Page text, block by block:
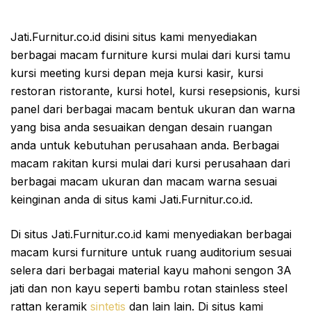
Jati.Furnitur.co.id disini situs kami menyediakan
berbagai macam furniture kursi mulai dari kursi tamu
kursi meeting kursi depan meja kursi kasir, kursi
restoran ristorante, kursi hotel, kursi resepsionis, kursi
panel dari berbagai macam bentuk ukuran dan warna
yang bisa anda sesuaikan dengan desain ruangan
anda untuk kebutuhan perusahaan anda. Berbagai
macam rakitan kursi mulai dari kursi perusahaan dari
berbagai macam ukuran dan macam warna sesuai
keinginan anda di situs kami Jati.Furnitur.co.id.
Di situs Jati.Furnitur.co.id kami menyediakan berbagai
macam kursi furniture untuk ruang auditorium sesuai
selera dari berbagai material kayu mahoni sengon 3A
jati dan non kayu seperti bambu rotan stainless steel
rattan keramik sintetis dan lain lain. Di situs kami